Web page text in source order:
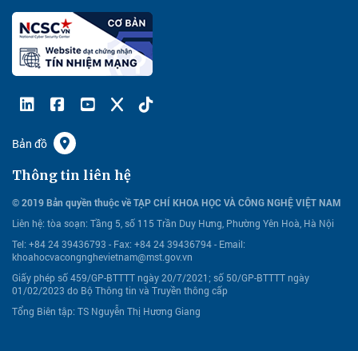
Bản đồ
Thông tin liên hệ
© 2019 Bản quyền thuộc về TẠP CHÍ KHOA HỌC VÀ CÔNG NGHỆ VIỆT NAM
Liên hệ: tòa soạn: Tầng 5, số 115 Trần Duy Hưng, Phường Yên Hoà, Hà Nội
Tel: +84 24 39436793 - Fax: +84 24 39436794 - Email:
khoahocvacongnghevietnam@mst.gov.vn
Giấy phép số 459/GP-BTTTT ngày 20/7/2021; số 50/GP-BTTTT ngày
01/02/2023 do Bộ Thông tin và Truyền thông cấp
Tổng Biên tập: TS Nguyễn Thị Hương Giang